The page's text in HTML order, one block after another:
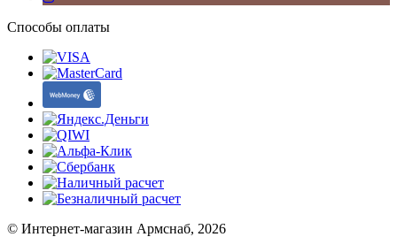
Способы оплаты
© Интернет-магазин Армснаб, 2026